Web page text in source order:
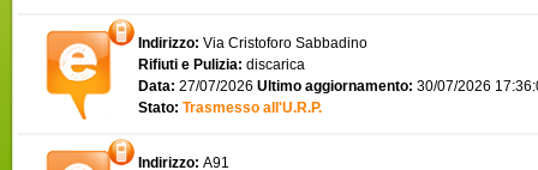
Indirizzo: Via Cristoforo Sabbadino
Rifiuti e Pulizia: discarica
Data: 27/07/2026 Ultimo aggiornamento: 30/07/2026
Stato: Trasmesso all'U.R.P.
Indirizzo: A91